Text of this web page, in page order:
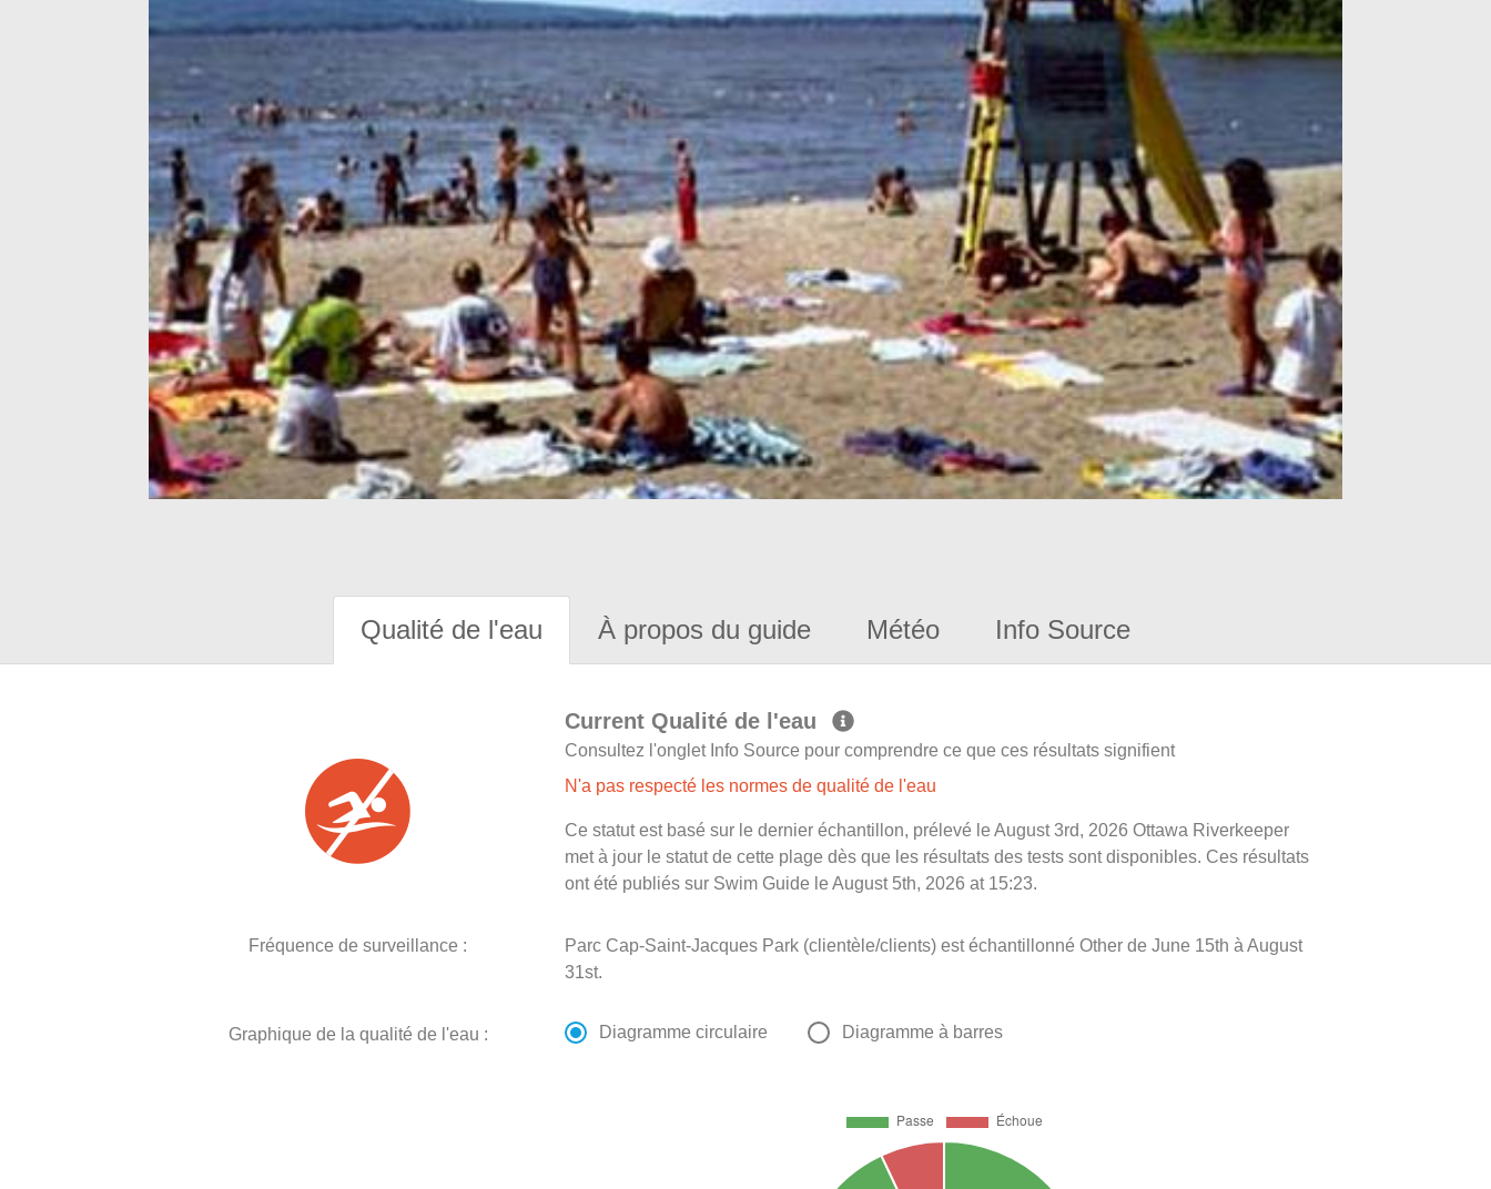
Qualité de l'eau À propos du guide Météo Info Source
Current Qualité de l'eau
Consultez l'onglet Info Source pour comprendre ce que ces résultats signifient
N'a pas respecté les normes de qualité de l'eau
Ce statut est basé sur le dernier échantillon, prélevé le August 3rd, 2026 Ottawa Riverkeeper
met à jour le statut de cette plage dès que les résultats des tests sont disponibles. Ces résultats
ont été publiés sur Swim Guide le August 5th, 2026 at 15:23.
Fréquence de surveillance :
Parc Cap-Saint-Jacques Park (clientèle/clients) est échantillonné Other de June 15th à August
31st.
Graphique de la qualité de l'eau : Diagramme circulaire Diagramme à barres